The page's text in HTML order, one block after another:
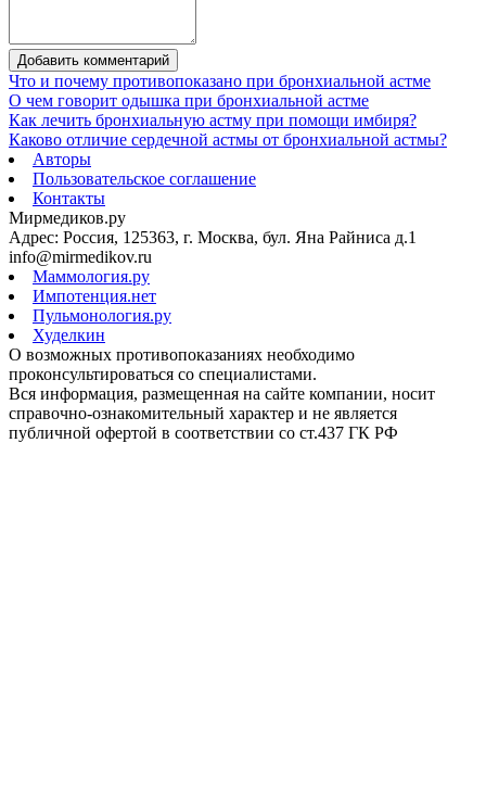
Добавить комментарий
Что и почему противопоказано при бронхиальной астме
О чем говорит одышка при бронхиальной астме
Как лечить бронхиальную астму при помощи имбиря?
Каково отличие сердечной астмы от бронхиальной астмы?
Авторы
Пользовательское соглашение
Контакты
Мирмедиков.ру
Адрес: Россия, 125363, г. Москва, бул. Яна Райниса д.1
info@mirmedikov.ru
Маммология.ру
Импотенция.нет
Пульмонология.ру
Худелкин
О возможных противопоказаниях необходимо
проконсультироваться со специалистами.
Вся информация, размещенная на сайте компании, носит
справочно-ознакомительный характер и не является
публичной офертой в соответствии со ст.437 ГК РФ